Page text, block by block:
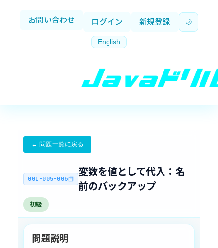
お問い合わせ ログイン 新規登録 🌙
English
← 問題一覧に戻る
001-005-006
変数を値として代入：名
前のバックアップ
初級
問題説明